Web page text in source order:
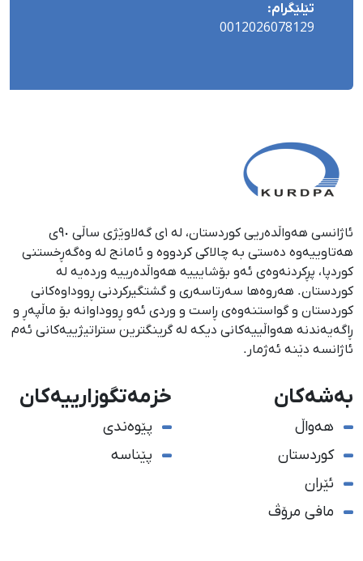
تێلێگرام:
0012026078129
ئاژانسی هەواڵدەریی کوردستان، لە ١ی گەلاوێژی ساڵی ٩٠ی
هەتاوییەوە دەستی بە چالاکی کردووە و ئامانج لە وەگەڕخستنی
كوردپا، پڕكردنەوەی ئەو بۆشایییە هەواڵدەرییە وردەیە لە
كوردستان. هەروەها سەرتاسەری و گشتگیركردنی ڕووداوەكانی
كوردستان و گواستنەوەی ڕاست و وردی ئەو ڕووداوانە بۆ ماڵپەڕ و
ڕاگەیەندنە هەواڵییەكانی دیكە لە گرینگترین ستراتیژییەكانی ئەم
ئاژانسە دێنە ئەژمار.
بەشەکان
هەواڵ
کوردستان
ئێران
مافی مرۆڤ
خزمەتگوزارییەکان
پێوەندی
پێناسە